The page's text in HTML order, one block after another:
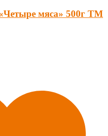
мяса» 500г ТМ